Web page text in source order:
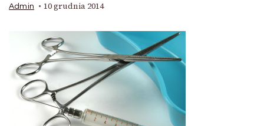
Admin 10 grudnia 2014